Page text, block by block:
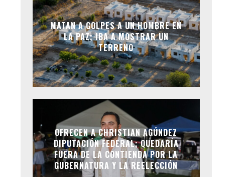
MATAN A GOLPES A UN HOMBRE EN
LA PAZ; IBA A MOSTRAR UN
TERRENO
OFRECEN A CHRISTIAN AGÚNDEZ
DIPUTACIÓN FEDERAL; QUEDARÍA
FUERA DE LA CONTIENDA POR LA
GUBERNATURA Y LA REELECCIÓN